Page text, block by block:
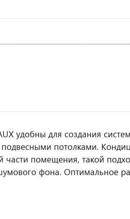
удобны для создания
потолками.
части помещения, такой
фона. Оптимальное